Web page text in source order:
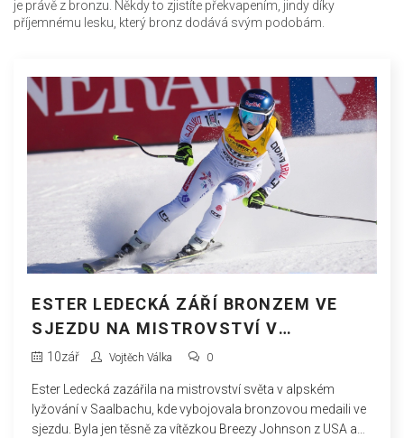
je právě z bronzu. Někdy to zjistíte překvapením, jindy díky
příjemnému lesku, který bronz dodává svým podobám.
ESTER LEDECKÁ ZÁŘÍ BRONZEM VE
SJEZDU NA MISTROVSTVÍ V
SAALBACHU
10zář Vojtěch Válka 0
Ester Ledecká zazářila na mistrovství světa v alpském
lyžování v Saalbachu, kde vybojovala bronzovou medaili ve
sjezdu. Byla jen těsně za vítězkou Breezy Johnson z USA a